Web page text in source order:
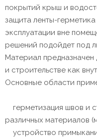
покрытий крыш и
защита ленты-
эксплуатации вне
решений подойдет под
Материал
и строительстве как
Основные области
герметизация швов и
различных материалов
устройство